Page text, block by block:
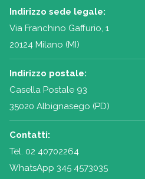
Indirizzo sede legale:
Via Franchino Gaffurio, 1
20124 Milano (MI)
Indirizzo postale:
Casella Postale 93
35020 Albignasego (PD)
Contatti:
Tel. 02 40702264
WhatsApp 345 4573035